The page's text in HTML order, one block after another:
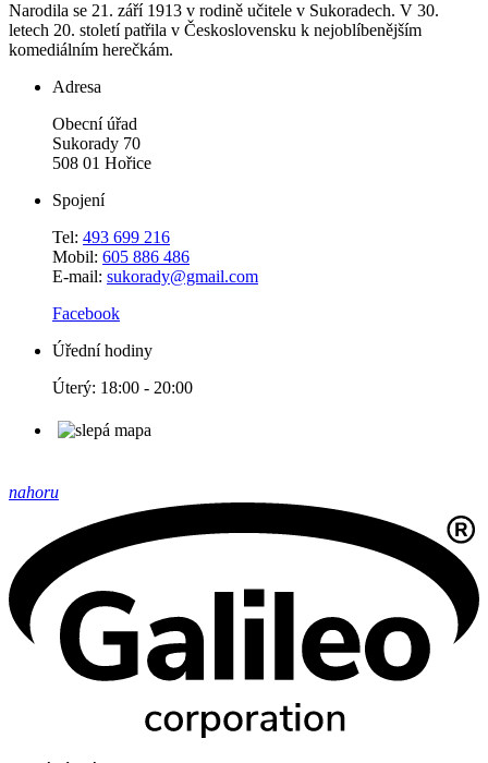
Narodila se 21. září 1913 v rodině učitele v Sukoradech. V 30.
letech 20. století patřila v Československu k nejoblíbenějším
komediálním herečkám.
Adresa
Obecní úřad
Sukorady 70
508 01 Hořice
Spojení
Tel: 493 699 216
Mobil: 605 886 486
E-mail: sukorady@gmail.com
Facebook
Úřední hodiny
Úterý: 18:00 - 20:00
nahoru